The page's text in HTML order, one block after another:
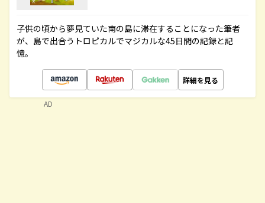
子供の頃から夢見ていた南の島に滞在することになった筆者
が、島で出合うトロピカルでマジカルな45日間の記録と記
憶。
詳細を見る
AD